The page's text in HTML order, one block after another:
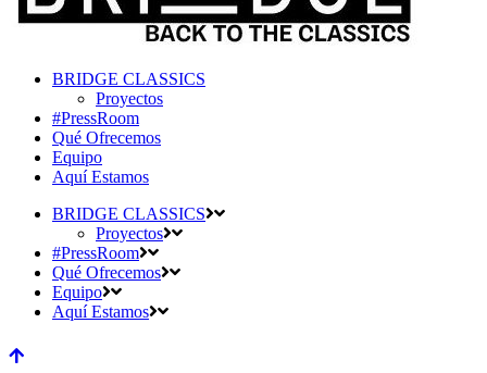
BRIDGE CLASSICS
Proyectos
#PressRoom
Qué Ofrecemos
Equipo
Aquí Estamos
BRIDGE CLASSICS
Proyectos
#PressRoom
Qué Ofrecemos
Equipo
Aquí Estamos